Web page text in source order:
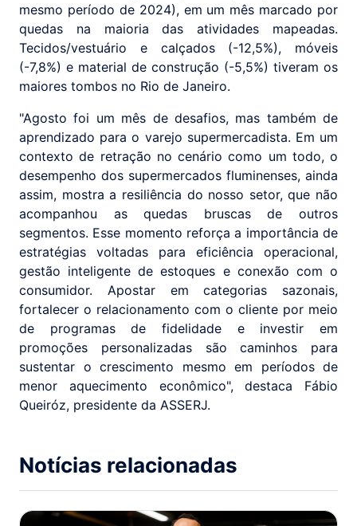
mesmo período de 2024), em um mês marcado por
quedas na maioria das atividades mapeadas.
Tecidos/vestuário e calçados (-12,5%), móveis
(-7,8%) e material de construção (-5,5%) tiveram os
maiores tombos no Rio de Janeiro.
"Agosto foi um mês de desafios, mas também de
aprendizado para o varejo supermercadista. Em um
contexto de retração no cenário como um todo, o
desempenho dos supermercados fluminenses, ainda
assim, mostra a resiliência do nosso setor, que não
acompanhou as quedas bruscas de outros
segmentos. Esse momento reforça a importância de
estratégias voltadas para eficiência operacional,
gestão inteligente de estoques e conexão com o
consumidor. Apostar em categorias sazonais,
fortalecer o relacionamento com o cliente por meio
de programas de fidelidade e investir em
promoções personalizadas são caminhos para
sustentar o crescimento mesmo em períodos de
menor aquecimento econômico", destaca Fábio
Queiróz, presidente da ASSERJ.
Notícias relacionadas